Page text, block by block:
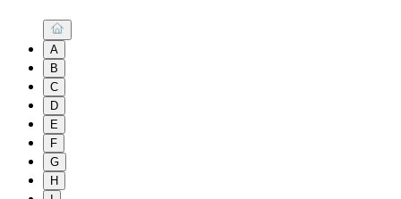
A
B
C
D
E
F
G
H